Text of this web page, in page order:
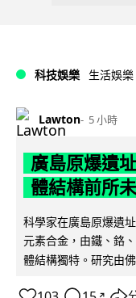
科技娛樂 生活娛樂
Lawton 5 小時
廣島原爆遺
體結構前所
科學家在廣島原爆遺
元素合金，由鐵、鉻
體結構獨特。研究由
↗